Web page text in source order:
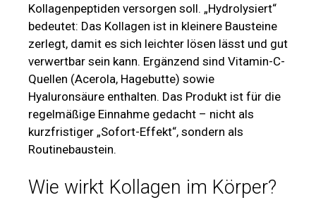
Kollagenpeptiden versorgen soll. „Hydrolysiert“
bedeutet: Das Kollagen ist in kleinere Bausteine
zerlegt, damit es sich leichter lösen lässt und gut
verwertbar sein kann. Ergänzend sind Vitamin-C-
Quellen (Acerola, Hagebutte) sowie
Hyaluronsäure enthalten. Das Produkt ist für die
regelmäßige Einnahme gedacht – nicht als
kurzfristiger „Sofort-Effekt“, sondern als
Routinebaustein.
Wie wirkt Kollagen im Körper?